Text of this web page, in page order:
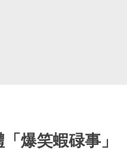
爆笑蝦碌事」